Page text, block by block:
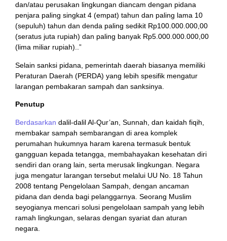
dan/atau perusakan lingkungan diancam dengan pidana
penjara paling singkat 4 (empat) tahun dan paling lama 10
(sepuluh) tahun dan denda paling sedikit Rp100.000.000,00
(seratus juta rupiah) dan paling banyak Rp5.000.000.000,00
(lima miliar rupiah)..”
Selain sanksi pidana, pemerintah daerah biasanya memiliki
Peraturan Daerah (PERDA) yang lebih spesifik mengatur
larangan pembakaran sampah dan sanksinya.
Penutup
Berdasarkan dalil-dalil Al-Qur’an, Sunnah, dan kaidah fiqih,
membakar sampah sembarangan di area komplek
perumahan hukumnya haram karena termasuk bentuk
gangguan kepada tetangga, membahayakan kesehatan diri
sendiri dan orang lain, serta merusak lingkungan. Negara
juga mengatur larangan tersebut melalui UU No. 18 Tahun
2008 tentang Pengelolaan Sampah, dengan ancaman
pidana dan denda bagi pelanggarnya. Seorang Muslim
seyogianya mencari solusi pengelolaan sampah yang lebih
ramah lingkungan, selaras dengan syariat dan aturan
negara.